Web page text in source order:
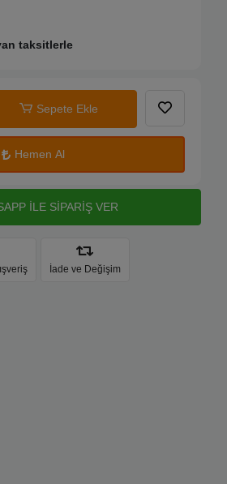
taksitlerle
Sepete Ekle
Hemen Al
İLE SİPARİŞ VER
İade ve Değişim